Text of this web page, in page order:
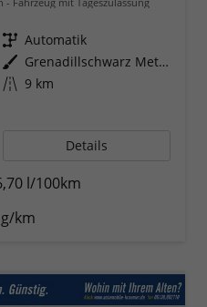
Getriebe Automatik
Außenfarbe
Grenadillschwarz Metallic
Kilometerstand 9 km
Details
l/100km
km